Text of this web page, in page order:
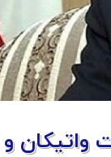
واتیکان و